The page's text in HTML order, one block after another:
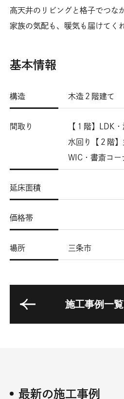
高天井のリビングと格子でつな
家族の気配も、暖気も届けてく
基本情報
構造 木造２階建て
間取り
【１階】LDK
水回り【２階】
WIC・書斎コー
延床面積
価格帯
場所 三条市
施工事例一
最新の施工事例